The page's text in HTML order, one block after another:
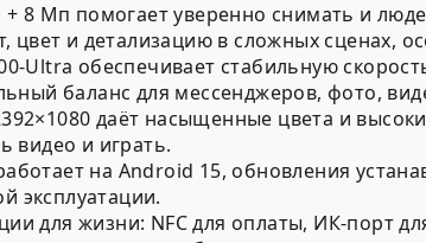
8 Мп помогает уверенно снимать и
цвет и детализацию в сложных сценах,
Ultra обеспечивает стабильную
баланс для мессенджеров, фото,
даёт насыщенные цвета и
видео и играть.
на Android 15, обновления
эксплуатации.
для жизни: NFCдля оплаты, ИК-порт